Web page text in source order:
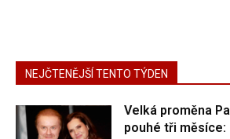
NEJČTENĚJŠÍ TENTO TÝDEN
Velká proměna
pouhé tři